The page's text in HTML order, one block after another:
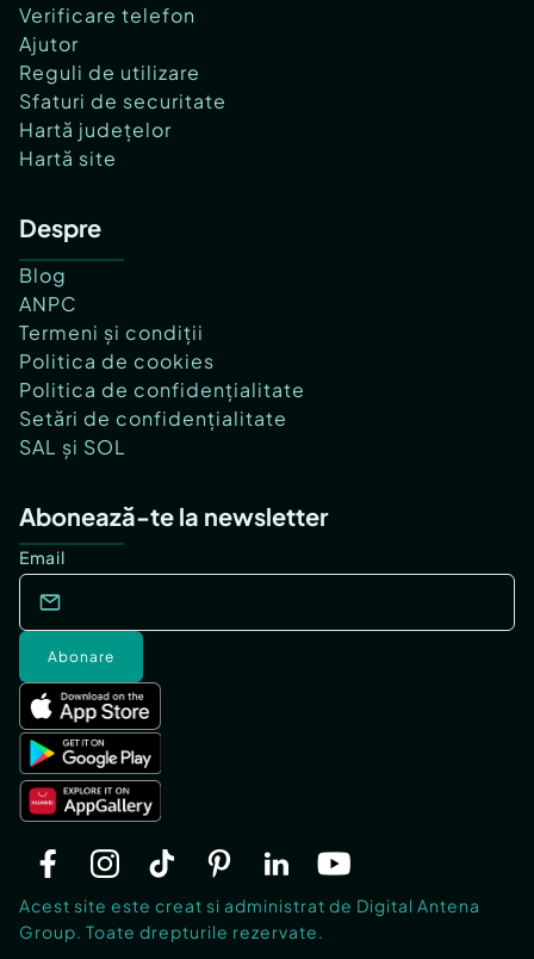
Verificare telefon
Ajutor
Reguli de utilizare
Sfaturi de securitate
Hartă județelor
Hartă site
Despre
Blog
ANPC
Termeni și condiții
Politica de cookies
Politica de confidențialitate
Setări de confidențialitate
SAL și SOL
Abonează-te la newsletter
Email
Abonare
Acest site este creat si administrat de Digital Antena
Group. Toate drepturile rezervate.